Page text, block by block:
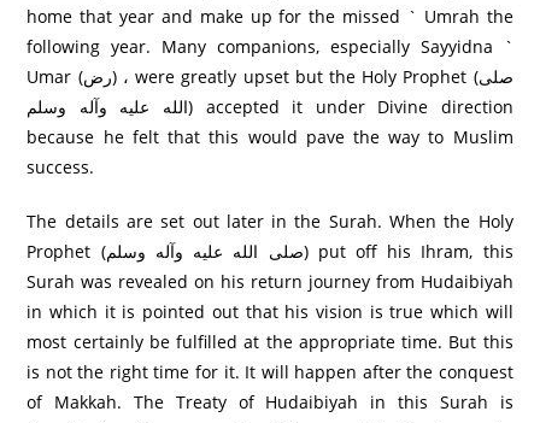
home that year and make up for the missed ` Umrah the
following year. Many companions, especially Sayyidna `
Umar (رض) ، were greatly upset but the Holy Prophet (صلى
الله عليه وآله وسلم) accepted it under Divine direction
because he felt that this would pave the way to Muslim
success.
The details are set out later in the Surah. When the Holy
Prophet (صلى الله عليه وآله وسلم) put off his Ihram, this
Surah was revealed on his return journey from Hudaibiyah
in which it is pointed out that his vision is true which will
most certainly be fulfilled at the appropriate time. But this
is not the right time for it. It will happen after the conquest
of Makkah. The Treaty of Hudaibiyah in this Surah is